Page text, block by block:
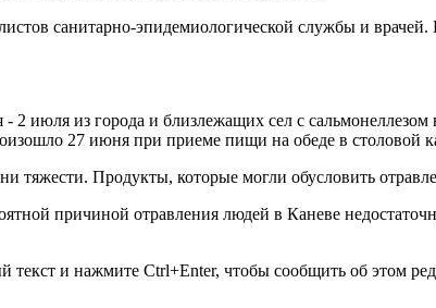
санитарно-эпидемиологической службы и
2 июля из города и близлежащих сел с
27 июня при приеме пищи на обеде в столовой
тяжести. Продукты, которые могли обусловить
причиной отравления людей в Каневе
и нажмите Ctrl+Enter, чтобы сообщить об этом